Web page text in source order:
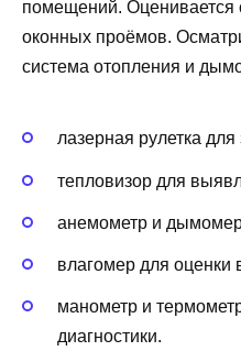
помещений. Оценивается
оконных проёмов.
система отопления и
лазерная рулетка
тепловизор для
анемометр и дымомер
влагомер для оценки
манометр и
диагностики.